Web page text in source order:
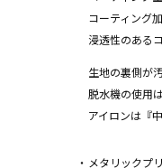
コーティング加
浸透性のある
生地の裏側が
脱水機の使用
アイロンは『中
・メタリックプ